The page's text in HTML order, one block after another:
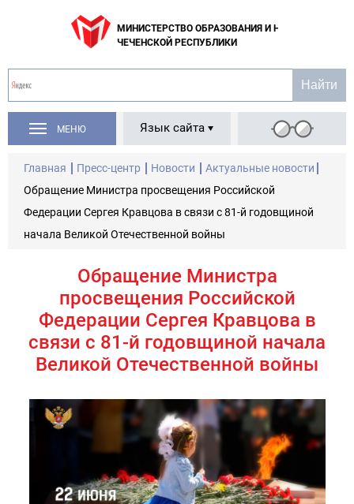
МИНИСТЕРСТВО ОБРАЗОВАНИЯ И НАУКИ
ЧЕЧЕНСКОЙ РЕСПУБЛИКИ
МЕНЮ Язык сайта
Главная Пресс-центр Новости
Актуальные новости
Обращение Министра просвещения Российской
Федерации Сергея Кравцова в связи с 81-й годовщиной
начала Великой Отечественной войны
Обращение Министра
просвещения Российской
Федерации Сергея Кравцова в
связи с 81-й годовщиной начала
Великой Отечественной войны